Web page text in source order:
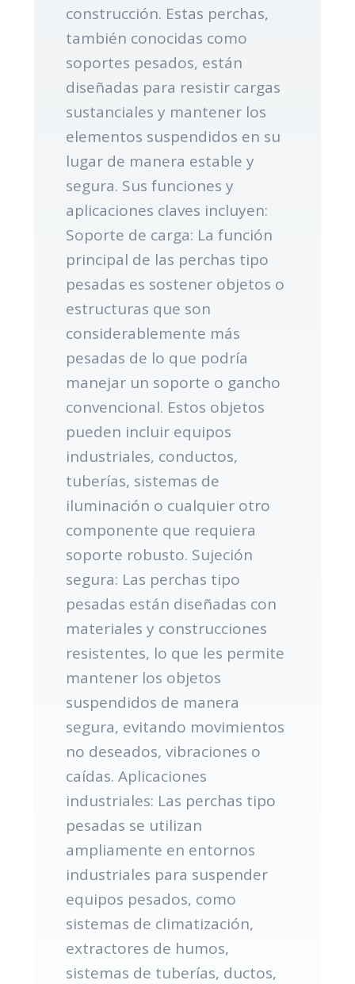
construcción. Estas perchas,
también conocidas como
soportes pesados, están
diseñadas para resistir cargas
sustanciales y mantener los
elementos suspendidos en su
lugar de manera estable y
segura. Sus funciones y
aplicaciones claves incluyen:
Soporte de carga: La función
principal de las perchas tipo
pesadas es sostener objetos o
estructuras que son
considerablemente más
pesadas de lo que podría
manejar un soporte o gancho
convencional. Estos objetos
pueden incluir equipos
industriales, conductos,
tuberías, sistemas de
iluminación o cualquier otro
componente que requiera
soporte robusto. Sujeción
segura: Las perchas tipo
pesadas están diseñadas con
materiales y construcciones
resistentes, lo que les permite
mantener los objetos
suspendidos de manera
segura, evitando movimientos
no deseados, vibraciones o
caídas. Aplicaciones
industriales: Las perchas tipo
pesadas se utilizan
ampliamente en entornos
industriales para suspender
equipos pesados, como
sistemas de climatización,
extractores de humos,
sistemas de tuberías, ductos,